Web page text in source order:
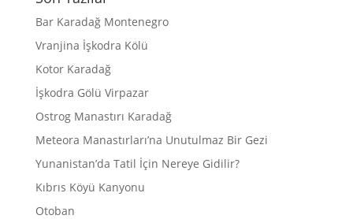
Bar Karadağ Montenegro
Vranjina İşkodra Kölü
Kotor Karadağ
İşkodra Gölü Virpazar
Ostrog Manastırı Karadağ
Meteora Manastırları’na Unutulmaz Bir Gezi
Yunanistan’da Tatil İçin Nereye Gidilir?
Kıbrıs Köyü Kanyonu
Otoban